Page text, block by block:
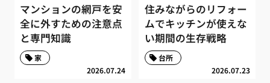
マンションの網戸を安
全に外すための注意点
と専門知識
2026.07.24
家
住みながらのリフォー
ムでキッチンが使えな
い期間の生存戦略
2026.07.23
台所